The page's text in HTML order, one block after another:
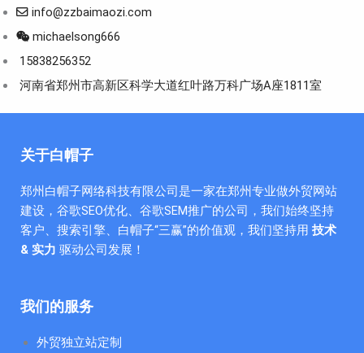
info@zzbaimaozi.com
michaelsong666
15838256352
河南省郑州市高新区科学大道红叶路万科广场A座1811室
关于白帽子
郑州白帽子网络科技有限公司是一家在郑州专业做外贸网站
建设，谷歌SEO优化、谷歌SEM推广的公司，我们始终坚持
客户、搜索引擎、白帽子“三赢”的价值观，我们坚持用 技术
& 实力 驱动公司发展！
我们的服务
外贸独立站定制